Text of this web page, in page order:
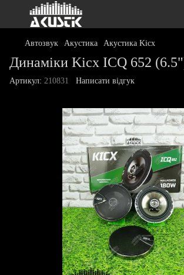
Автозвук Акустика Акустика Kicx
Динаміки Kicx ICQ 652
Артикул: 210831 Написати відгук